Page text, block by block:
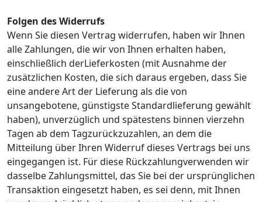
Folgen des Widerrufs
Wenn Sie diesen Vertrag widerrufen, haben wir Ihnen
alle Zahlungen, die wir von Ihnen erhalten haben,
einschließlich derLieferkosten (mit Ausnahme der
zusätzlichen Kosten, die sich daraus ergeben, dass Sie
eine andere Art der Lieferung als die von
unsangebotene, günstigste Standardlieferung gewählt
haben), unverzüglich und spätestens binnen vierzehn
Tagen ab dem Tagzurückzuzahlen, an dem die
Mitteilung über Ihren Widerruf dieses Vertrags bei uns
eingegangen ist. Für diese Rückzahlungverwenden wir
dasselbe Zahlungsmittel, das Sie bei der ursprünglichen
Transaktion eingesetzt haben, es sei denn, mit Ihnen